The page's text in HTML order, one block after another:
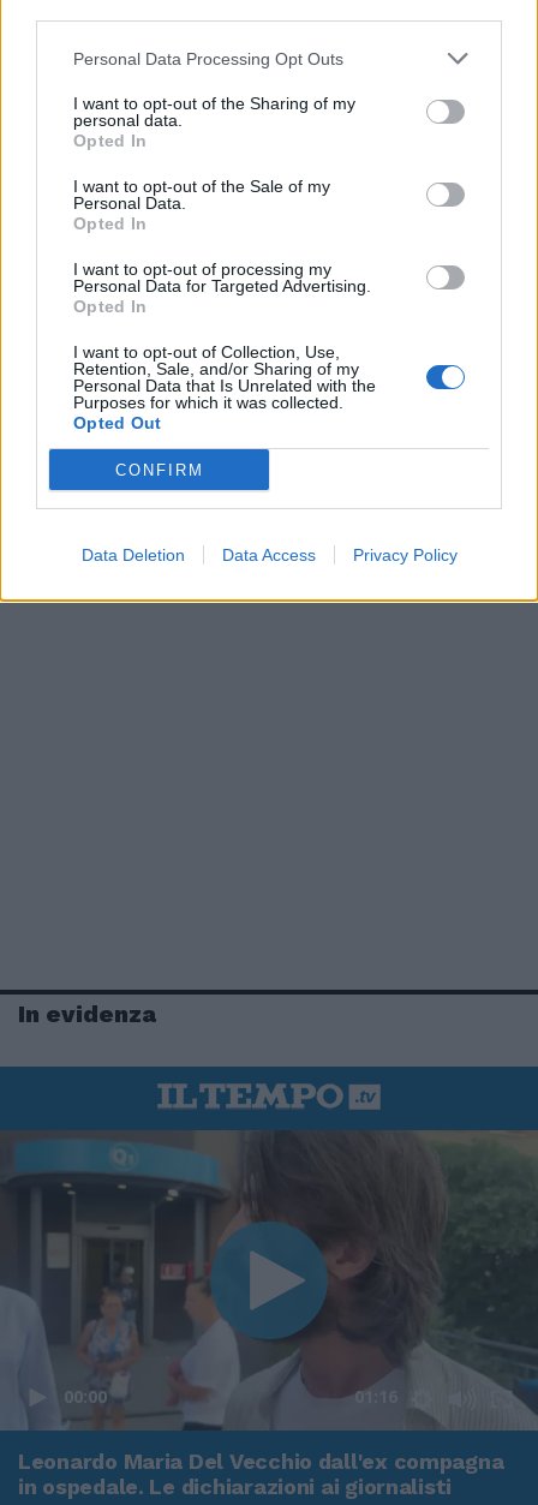
Personal Data Processing Opt Outs
I want to opt-out of the Sharing of my
personal data.
Opted In
I want to opt-out of the Sale of my
Personal Data.
Opted In
I want to opt-out of processing my
Personal Data for Targeted Advertising.
Opted In
I want to opt-out of Collection, Use,
Retention, Sale, and/or Sharing of my
Personal Data that Is Unrelated with the
Purposes for which it was collected.
Opted Out
CONFIRM
Data Deletion Data Access Privacy Policy
In evidenza
00:00 01:16
Leonardo Maria Del Vecchio dall'ex compagna
in ospedale. Le dichiarazioni ai giornalisti